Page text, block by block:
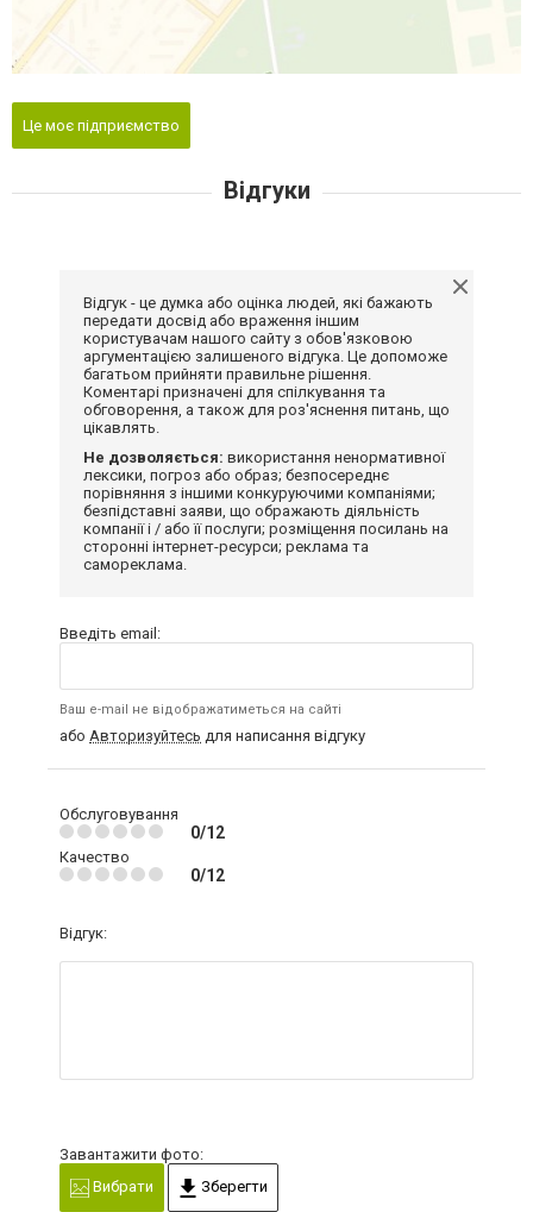
Це моє підприємство
Відгуки
Відгук - це думка або оцінка людей, які бажають
передати досвід або враження іншим
користувачам нашого сайту з обов'язковою
аргументацією залишеного відгука. Це допоможе
багатьом прийняти правильне рішення.
Коментарі призначені для спілкування та
обговорення, а також для роз'яснення питань, що
цікавлять.
Не дозволяється: використання ненормативної
лексики, погроз або образ; безпосереднє
порівняння з іншими конкуруючими компаніями;
безпідставні заяви, що ображають діяльність
компанії і / або її послуги; розміщення посилань на
сторонні інтернет-ресурси; реклама та
самореклама.
Введіть email:
Ваш e-mail не відображатиметься на сайті
або Авторизуйтесь для написання відгуку
Обслуговування
0/12
Качество
0/12
Відгук:
Завантажити фото:
Вибрати
Зберегти